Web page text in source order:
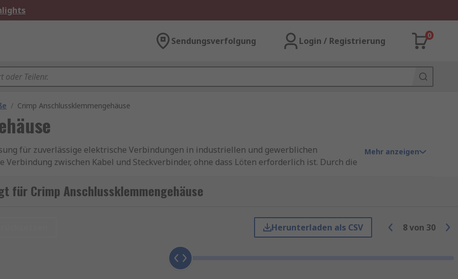
Sendungsverfolgung Login / Registrierung
0
/ Crimp Anschlussklemmengehäuse
für zuverlässige elektrische Verbindungen in industriellen und gewerblichen
zwischen Kabel und Steckverbinder, ohne dass Löten erforderlich ist. Durch die
geordnete und sichere Verbindung. Sie sind in verschiedenen Größen, Polzahlen und
in der Elektrotechnik gerecht zu werden.
Phoenix Contact , sowie
Mehr anzeigen
für Crimp Anschlussklemmengehäuse
Herunterladen als CSV 8von 30